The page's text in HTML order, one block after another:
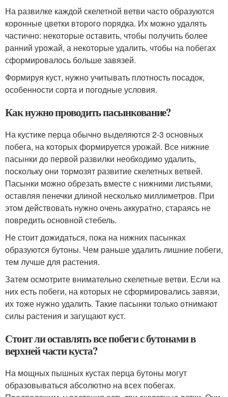
На развилке каждой скелетной ветви часто образуются
коронные цветки второго порядка. Их можно удалять
частично: некоторые оставить, чтобы получить более
ранний урожай, а некоторые удалить, чтобы на побегах
сформировалось больше завязей.
Формируя куст, нужно учитывать плотность посадок,
особенности сорта и погодные условия.
Как нужно проводить пасынкование?
На кустике перца обычно выделяются 2-3 основных
побега, на которых формируется урожай. Все нижние
пасынки до первой развилки необходимо удалить,
поскольку они тормозят развитие скелетных ветвей.
Пасынки можно обрезать вместе с нижними листьями,
оставляя пенечки длиной несколько миллиметров. При
этом действовать нужно очень аккуратно, стараясь не
повредить основной стебель.
Не стоит дожидаться, пока на нижних пасынках
образуются бутоны. Чем раньше удалить лишние побеги,
тем лучше для растения.
Затем осмотрите внимательно скелетные ветви. Если на
них есть побеги, на которых не сформировались завязи,
их тоже нужно удалить. Такие пасынки только отнимают
силы растения и загущают куст.
Стоит ли оставлять все побеги с бутонами в
верхней части куста?
На мощных пышных кустах перца бутоны могут
образовываться абсолютно на всех побегах.